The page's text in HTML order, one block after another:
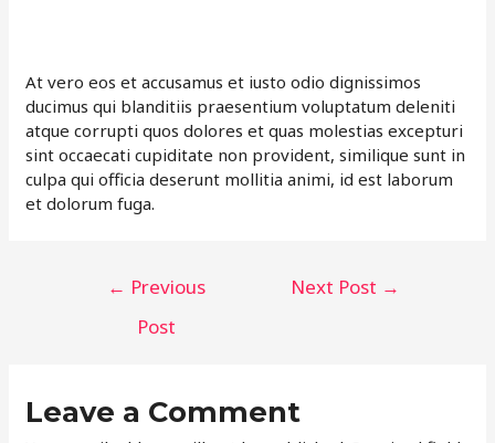
At vero eos et accusamus et iusto odio dignissimos
ducimus qui blanditiis praesentium voluptatum deleniti
atque corrupti quos dolores et quas molestias excepturi
sint occaecati cupiditate non provident, similique sunt in
culpa qui officia deserunt mollitia animi, id est laborum
et dolorum fuga.
Post
navigation
← Previous
Post
Next Post →
Leave a Comment